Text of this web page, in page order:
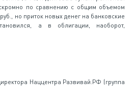
по сравнению с общим объемом
но приток новых денег на банковские
а в облигации, наоборот,
Наццентра Развивай.РФ (группа